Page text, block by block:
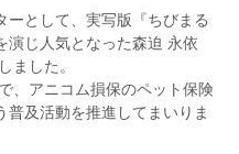
ーとして、実写版『ちびまる
演じ人気となった森迫 永依
ました。
、アニコム損保のペット保険
普及活動を推進してまいりま